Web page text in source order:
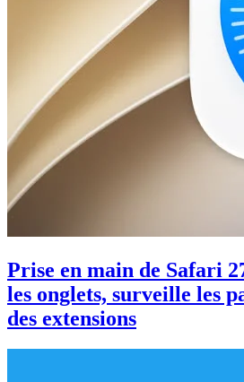
Prise en main de Safari
les onglets, surveille les
des extensions